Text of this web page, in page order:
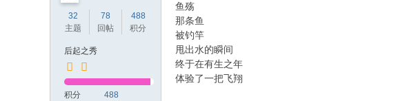
32
主题
78
回帖
488
积分
后起之秀
积分 488
鱼殇
那条鱼
被钓竿
甩出水的瞬间
终于在有生之年
体验了一把飞翔